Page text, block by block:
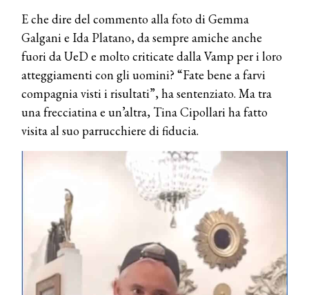
E che dire del commento alla foto di Gemma
Galgani e Ida Platano, da sempre amiche anche
fuori da UeD e molto criticate dalla Vamp per i loro
atteggiamenti con gli uomini? “Fate bene a farvi
compagnia visti i risultati”, ha sentenziato. Ma tra
una frecciatina e un’altra, Tina Cipollari ha fatto
visita al suo parrucchiere di fiducia.